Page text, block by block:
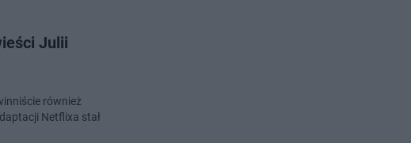
Julii
również
Netflixa stał